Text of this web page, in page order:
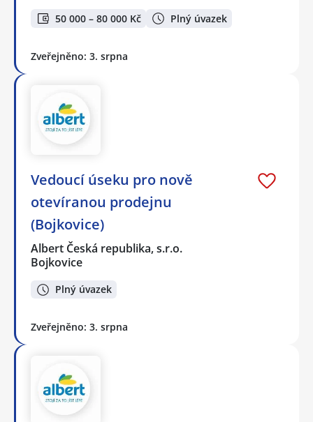
50 000 – 80 000 Kč Plný úvazek
Zveřejněno: 3. srpna
Vedoucí úseku pro nově
otevíranou prodejnu
(Bojkovice)
Albert Česká republika, s.r.o.
Bojkovice
Plný úvazek
Zveřejněno: 3. srpna